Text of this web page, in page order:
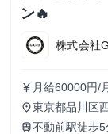
ン🔥
株式会社
currency_yen 月給60000円/
トすれば、学
す！
place東京都品川区
train不動前駅徒歩